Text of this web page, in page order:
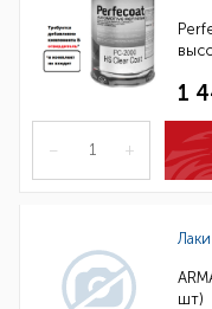
1
– +
шт)